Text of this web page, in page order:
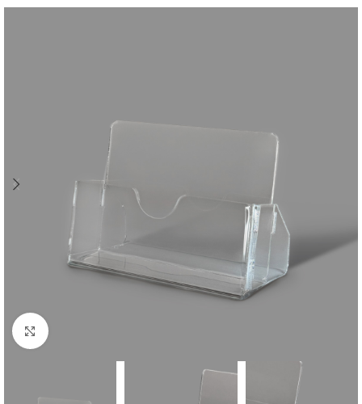
Haga clic para ampliar